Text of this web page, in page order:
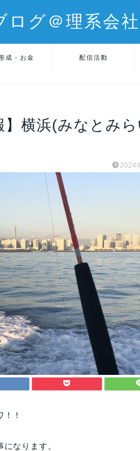
ログ＠理系会
成・お金 配信活動
】横浜(みなとみ
2024
！
なります。